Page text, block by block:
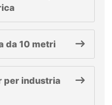
da 10 metri
per industria